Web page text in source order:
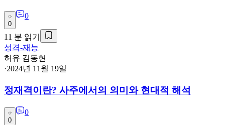
0
0
11 분 읽기
성격-재능
허유 김동현
·2024년 11월 19일
정재격이란? 사주에서의 의미와 현대적 해석
0
0